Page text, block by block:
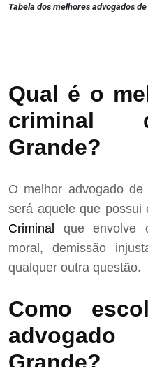
Tabela dos melhores advogados
Qual é o
criminal
Grande?
O melhor advogado
será aquele que possui
Criminal que envolve
moral, demissão
qualquer outra questão.
Como
advogado